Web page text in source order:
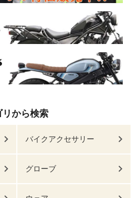
リから検索
バイクアクセサリー
グローブ